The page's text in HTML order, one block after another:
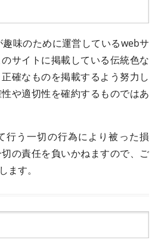
味のために運営しているwebサ
サイトに掲載している伝統色な
確なものを掲載するよう努力し
や適切性を確約するものではあ
行う一切の行為により被った損
の責任を負いかねますので、ご
ます。